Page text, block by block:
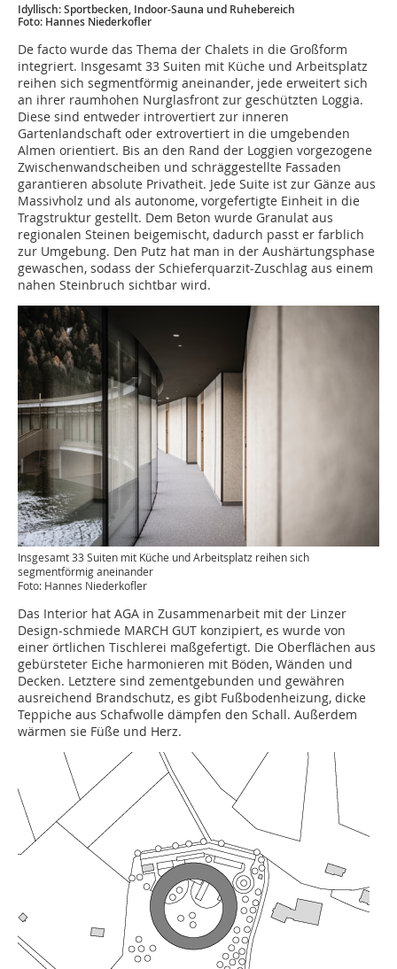
Idyllisch: Sportbecken, Indoor-Sauna und Ruhebereich
Foto: Hannes Niederkofler
De facto wurde das Thema der Chalets in die Großform
integriert. Insgesamt 33 Suiten mit Küche und Arbeitsplatz
reihen sich segmentförmig aneinander, jede erweitert sich
an ihrer raumhohen Nurglasfront zur geschützten Loggia.
Diese sind entweder introvertiert zur inneren
Gartenlandschaft oder extrovertiert in die umgebenden
Almen orientiert. Bis an den Rand der Loggien vorgezogene
Zwischenwandscheiben und schräggestellte Fassaden
garantieren absolute Privatheit. Jede Suite ist zur Gänze aus
Massivholz und als autonome, vorgefertigte Einheit in die
Tragstruktur gestellt. Dem Beton wurde Granulat aus
regionalen Steinen beigemischt, dadurch passt er farblich
zur Umgebung. Den Putz hat man in der Aushärtungsphase
gewaschen, sodass der Schieferquarzit-Zuschlag aus einem
nahen Steinbruch sichtbar wird.
Insgesamt 33 Suiten mit Küche und Arbeitsplatz reihen sich
segmentförmig aneinander
Foto: Hannes Niederkofler
Das Interior hat AGA in Zusammenarbeit mit der Linzer
Design-schmiede MARCH GUT konzipiert, es wurde von
einer örtlichen Tischlerei maßgefertigt. Die Oberflächen aus
gebürsteter Eiche harmonieren mit Böden, Wänden und
Decken. Letztere sind zementgebunden und gewähren
ausreichend Brandschutz, es gibt Fußbodenheizung, dicke
Teppiche aus Schafwolle dämpfen den Schall. Außerdem
wärmen sie Füße und Herz.